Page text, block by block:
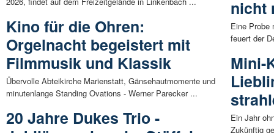
Kino für die Ohren:
Orgelnacht begeistert mit
Filmmusik und Klassik
Übervolle Abteikirche Marienstatt, Gänsehautmomente und
minutenlange Standing Ovations - Werner Parecker ...
20 Jahre Dukes Trio -
nicht
Eine Probe
feuert der
Mini-
Ein Jahr
Zukünftig